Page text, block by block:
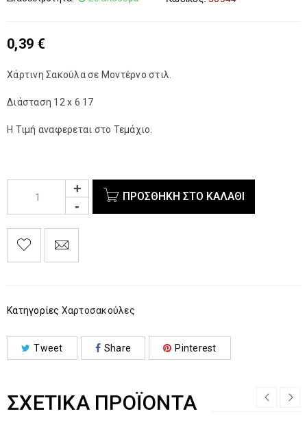
0,39 €
Χάρτινη Σακούλα σε Μοντέρνο στιλ.
Διάσταση 12 x 6 17
Η Τιμή αναφερεται στο Τεμάχιο.
ΠΡΟΣΘΉΚΗ ΣΤΟ ΚΑΛΆΘΙ
Κατηγορίες Χαρτοσακούλες
Tweet Share Pinterest
ΣΧΕΤΙΚΆ ΠΡΟΪΌΝΤΑ